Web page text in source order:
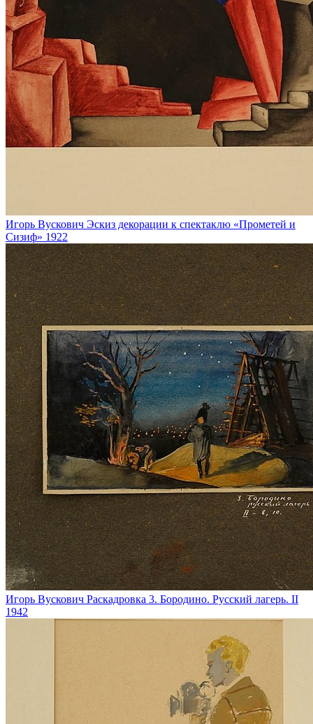
Игорь Вускович Эскиз декорации к спектаклю «Прометей и
Сизиф» 1922
Игорь Вускович Раскадровка 3. Бородино. Русский лагерь. II
1942